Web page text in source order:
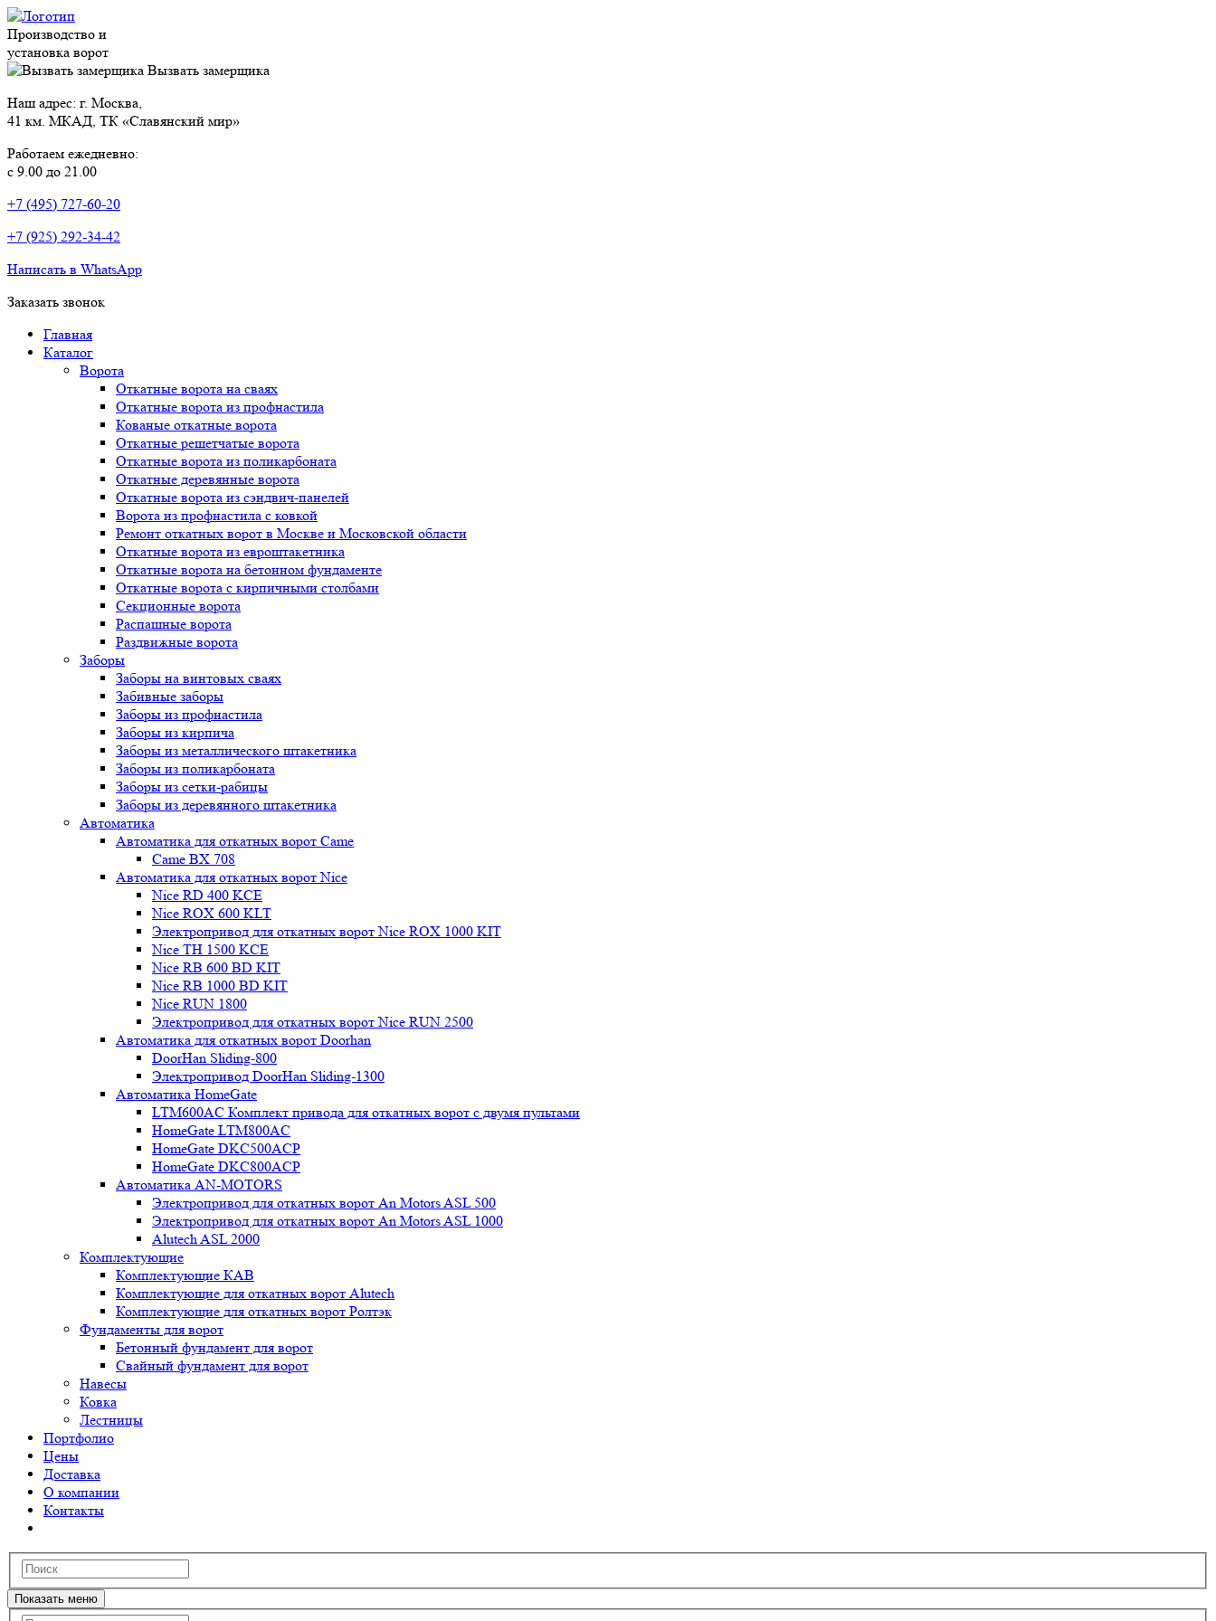
Производство и
установка ворот
Вызвать замерщика
Наш адрес: г. Москва,
41 км. МКАД, ТК «Славянский мир»
Работаем ежедневно:
с 9.00 до 21.00
+7 (495) 727-60-20
+7 (925) 292-34-42
Написать в WhatsApp
Заказать звонок
Главная
Каталог
Ворота
Откатные ворота на сваях
Откатные ворота из профнастила
Кованые откатные ворота
Откатные решетчатые ворота
Откатные ворота из поликарбоната
Откатные деревянные ворота
Откатные ворота из сэндвич-панелей
Ворота из профнастила с ковкой
Ремонт откатных ворот в Москве и Московской области
Откатные ворота из евроштакетника
Откатные ворота на бетонном фундаменте
Откатные ворота с кирпичными столбами
Секционные ворота
Распашные ворота
Раздвижные ворота
Заборы
Заборы на винтовых сваях
Забивные заборы
Заборы из профнастила
Заборы из кирпича
Заборы из металлического штакетника
Заборы из поликарбоната
Заборы из сетки-рабицы
Заборы из деревянного штакетника
Автоматика
Автоматика для откатных ворот Came
Came BX 708
Автоматика для откатных ворот Nice
Nice RD 400 KCE
Nice ROX 600 KLT
Электропривод для откатных ворот Nice ROX 1000 KIT
Nice TH 1500 KCE
Nice RB 600 BD KIT
Nice RB 1000 BD KIT
Nice RUN 1800
Электропривод для откатных ворот Nice RUN 2500
Автоматика для откатных ворот Doorhan
DoorHan Sliding-800
Электропривод DoorHan Sliding-1300
Автоматика HomeGate
LTM600AC Комплект привода для откатных ворот с двумя пультами
HomeGate LTM800AC
HomeGate DKC500ACP
HomeGate DKC800ACP
Автоматика AN-MOTORS
Электропривод для откатных ворот An Motors ASL 500
Электропривод для откатных ворот An Motors ASL 1000
Alutech ASL 2000
Комплектующие
Комплектующие КАВ
Комплектующие для откатных ворот Alutech
Комплектующие для откатных ворот Ролтэк
Фундаменты для ворот
Бетонный фундамент для ворот
Свайный фундамент для ворот
Навесы
Ковка
Лестницы
Портфолио
Цены
Доставка
О компании
Контакты
Показать меню